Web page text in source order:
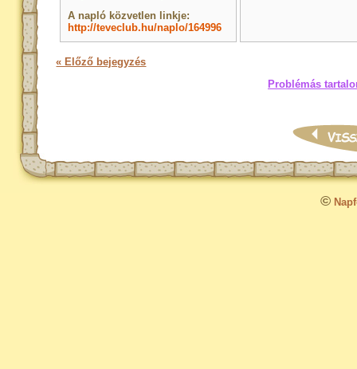
A napló közvetlen linkje:
http://teveclub.hu/naplo/164996
« Előző bejegyzés
Problémás
©